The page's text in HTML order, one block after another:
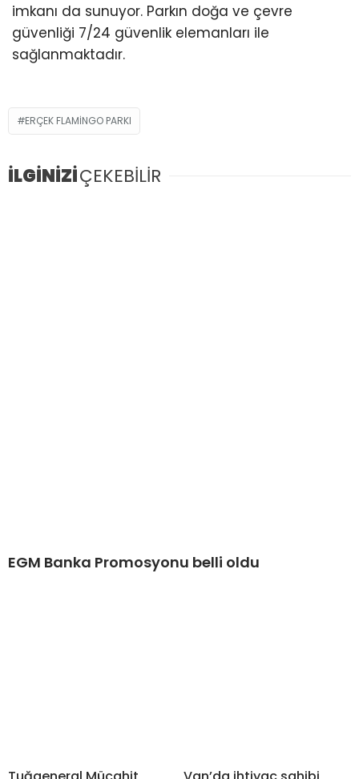
imkanı da sunuyor. Parkın doğa ve çevre
güvenliği 7/24 güvenlik elemanları ile
sağlanmaktadır.
ERÇEK FLAMİNGO PARKI
İLGİNİZİÇEKEBİLİR
EGM Banka Promosyonu belli oldu